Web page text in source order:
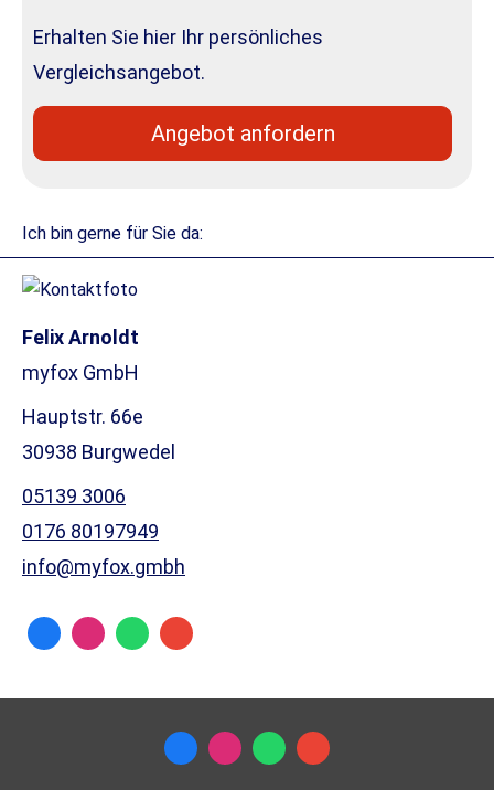
Erhalten Sie hier Ihr persönliches
Vergleichsangebot.
An­ge­bot an­for­dern
Ich bin gerne für Sie da:
Felix Arnoldt
myfox GmbH
Hauptstr. 66e
30938 Burgwedel
05139 3006
0176 80197949
info@myfox.gmbh